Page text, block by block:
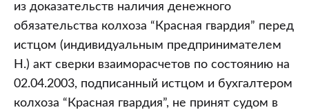
из доказательств наличия денежного
обязательства колхоза “Красная гвардия” перед
истцом (индивидуальным предпринимателем
Н.) акт сверки взаиморасчетов по состоянию на
02.04.2003, подписанный истцом и бухгалтером
колхоза “Красная гвардия”, не принят судом в